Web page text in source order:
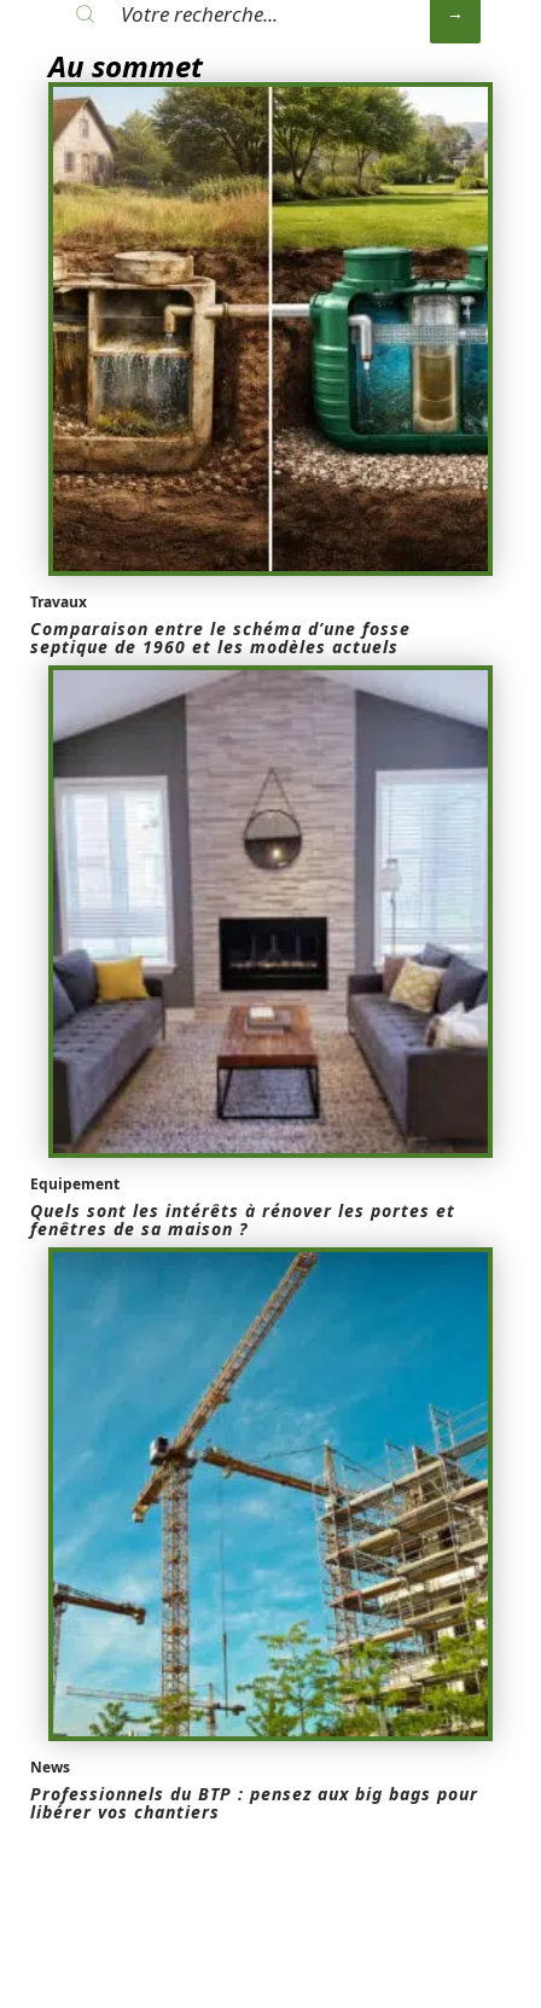
Au sommet
Travaux
Comparaison entre le schéma d’une fosse
septique de 1960 et les modèles actuels
Equipement
Quels sont les intérêts à rénover les portes et
fenêtres de sa maison ?
News
Professionnels du BTP : pensez aux big bags pour
libérer vos chantiers